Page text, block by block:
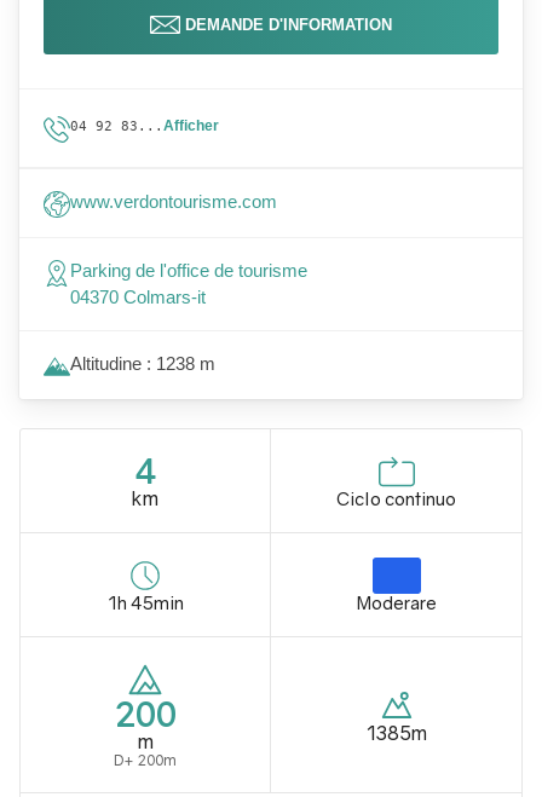
4
km Ciclo continuo
1h 45min Moderare
200
m
D+ 200m
1385m
DEMANDE D'INFORMATION
04 92 83... Afficher
www.verdontourisme.com
Parking de l'office de tourisme
04370 Colmars-it
Altitudine : 1238 m